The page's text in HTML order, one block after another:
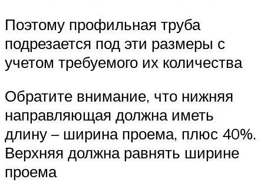
Поэтому профильная труба
подрезается под эти размеры с
учетом требуемого их количества
Обратите внимание, что нижняя
направляющая должна иметь
длину – ширина проема, плюс 40%.
Верхняя должна равнять ширине
проема